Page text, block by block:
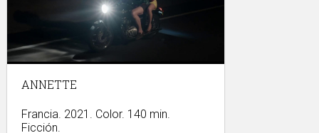
ANNETTE
Francia. 2021. Color. 140 min.
Ficción.